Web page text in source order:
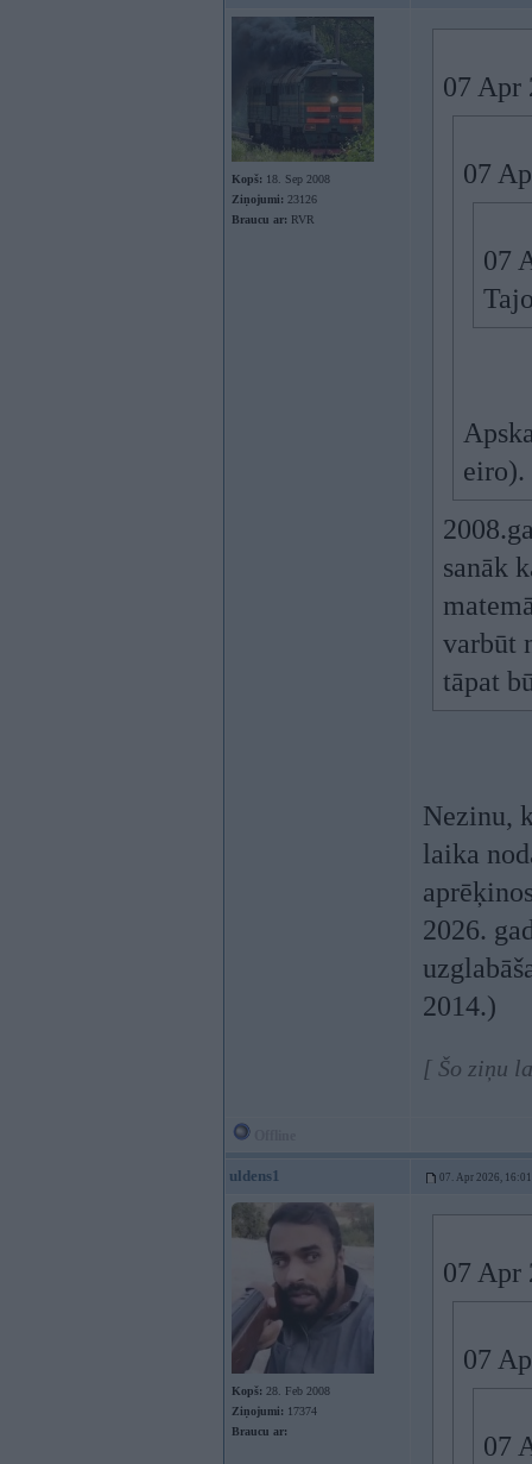
Kopš: 18. Sep 2008
Ziņojumi: 23126
Braucu ar: RVR
07 Apr
07
07
sanāk
varbūt
tāpat
Nezinu,
laika
2026.
2014.)
[ Šo ziņu
uldens1 07. Apr 2026, 16:01
Kopš: 28. Feb 2008
Ziņojumi: 17374
Braucu ar:
07 Apr
07
07